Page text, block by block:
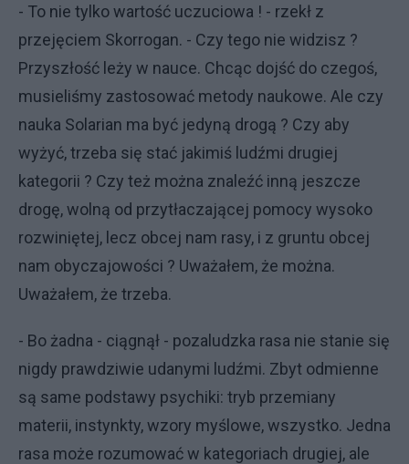
- To nie tylko wartość uczuciowa ! - rzekł z
przejęciem Skorrogan. - Czy tego nie widzisz ?
Przyszłość leży w nauce. Chcąc dojść do czegoś,
musieliśmy zastosować metody naukowe. Ale czy
nauka Solarian ma być jedyną drogą ? Czy aby
wyżyć, trzeba się stać jakimiś ludźmi drugiej
kategorii ? Czy też można znaleźć inną jeszcze
drogę, wolną od przytłaczającej pomocy wysoko
rozwiniętej, lecz obcej nam rasy, i z gruntu obcej
nam obyczajowości ? Uważałem, że można.
Uważałem, że trzeba.
- Bo żadna - ciągnął - pozaludzka rasa nie stanie się
nigdy prawdziwie udanymi ludźmi. Zbyt odmienne
są same podstawy psychiki: tryb przemiany
materii, instynkty, wzory myślowe, wszystko. Jedna
rasa może rozumować w kategoriach drugiej, ale